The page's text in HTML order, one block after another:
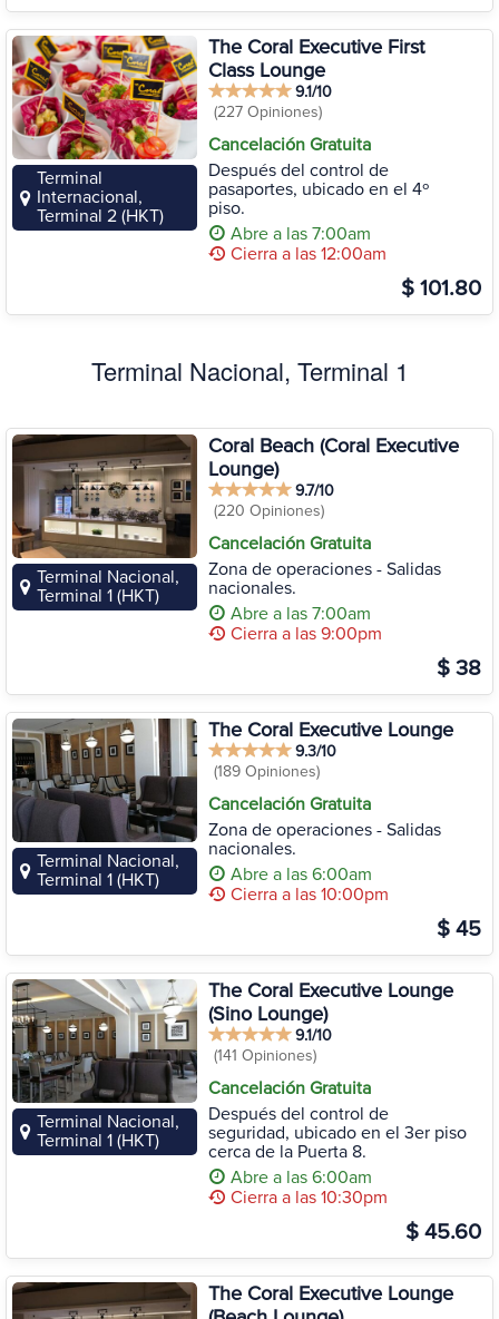
Terminal
Internacional,
Terminal 2 (HKT)
The Coral Executive First
Class Lounge
9.1/10
(227 Opiniones)
Cancelación Gratuita
Después del control de
pasaportes, ubicado en el 4º
piso.
Abre a las 7:00am
Cierra a las 12:00am
$ 101.80
Terminal Nacional, Terminal 1
Terminal Nacional,
Terminal 1 (HKT)
Coral Beach (Coral Executive
Lounge)
9.7/10
(220 Opiniones)
Cancelación Gratuita
Zona de operaciones - Salidas
nacionales.
Abre a las 7:00am
Cierra a las 9:00pm
$ 38
Terminal Nacional,
Terminal 1 (HKT)
The Coral Executive Lounge
9.3/10
(189 Opiniones)
Cancelación Gratuita
Zona de operaciones - Salidas
nacionales.
Abre a las 6:00am
Cierra a las 10:00pm
$ 45
Terminal Nacional,
Terminal 1 (HKT)
The Coral Executive Lounge
(Sino Lounge)
9.1/10
(141 Opiniones)
Cancelación Gratuita
Después del control de
seguridad, ubicado en el 3er piso
cerca de la Puerta 8.
Abre a las 6:00am
Cierra a las 10:30pm
$ 45.60
The Coral Executive Lounge